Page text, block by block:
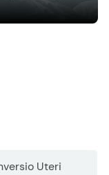
Uteri